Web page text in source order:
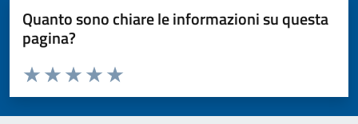
Quanto sono chiare le informazioni su questa
pagina?
Valuta da 1 a 5 stelle la pagina
Valuta 5 stelle su 5
Valuta 4 stelle su 5
Valuta 3 stelle su 5
Valuta 2 stelle su 5
Valuta 1 stelle su 5